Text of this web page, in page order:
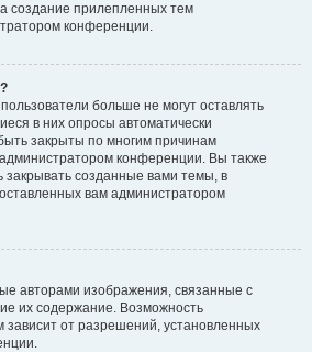
создание прилепленных тем
конференции.
больше не могут оставлять
в них опросы автоматически
закрыты по многим причинам
конференции. Вы также
закрывать созданные вами темы, в
вам администратором
авторами изображения, связанные с
их содержание. Возможность
зависит от разрешений, установленных